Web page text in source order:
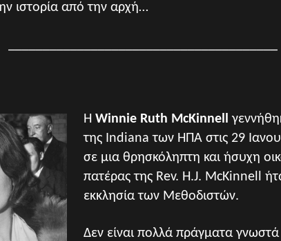
ιστορία από την αρχή…
Η Winnie Ruth McKinnell
της Indiana των ΗΠΑ στις 29
σε μια θρησκόληπτη και ήσυχη
πατέρας της Rev. H.J. McKinnell
εκκλησία των Μεθοδιστών.
Δεν είναι πολλά πράγματα γνωστά